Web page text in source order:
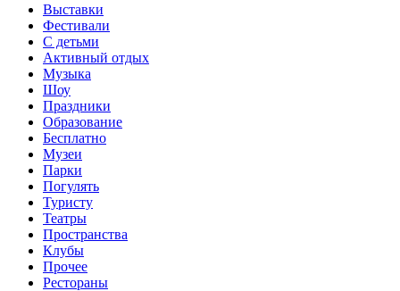
Выставки
Фестивали
С детьми
Активный отдых
Музыка
Шоу
Праздники
Образование
Бесплатно
Музеи
Парки
Погулять
Туристу
Театры
Пространства
Клубы
Прочее
Рестораны